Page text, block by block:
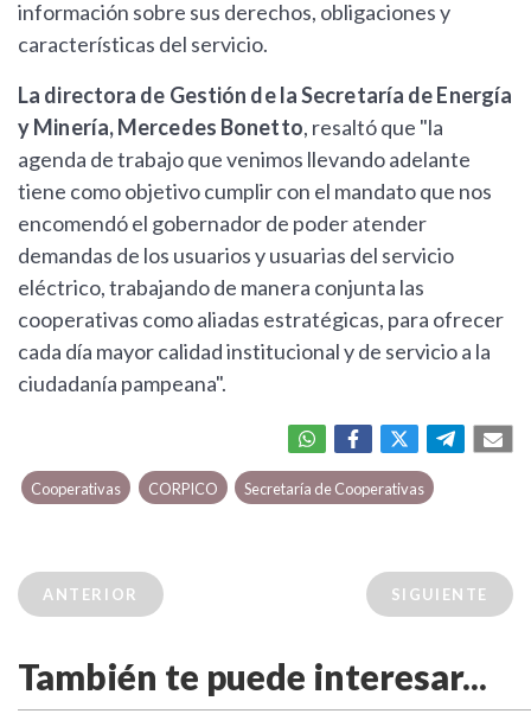
información sobre sus derechos, obligaciones y
características del servicio.
La directora de Gestión de la Secretaría de Energía
y Minería, Mercedes Bonetto, resaltó que "la
agenda de trabajo que venimos llevando adelante
tiene como objetivo cumplir con el mandato que nos
encomendó el gobernador de poder atender
demandas de los usuarios y usuarias del servicio
eléctrico, trabajando de manera conjunta las
cooperativas como aliadas estratégicas, para ofrecer
cada día mayor calidad institucional y de servicio a la
ciudadanía pampeana".
Cooperativas CORPICO Secretaría de Cooperativas
ANTERIOR SIGUIENTE
También te puede interesar...